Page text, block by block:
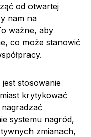
od otwartej
nam na
ważne, aby
co może stanowić
stosowanie
krytykować
systemu nagród,
zmianach,